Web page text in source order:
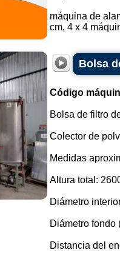
máquina de
cm, 4 x 4
Bolsa
Código
Bolsa de filtro
Colector de
Medidas
Altura total:
Diámetro
Diámetro fondo
Distancia del